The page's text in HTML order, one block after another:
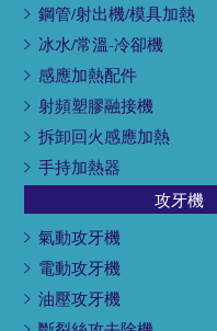
鋼管/射出機/模具加熱
冰水/常溫-冷卻機
感應加熱配件
射頻塑膠融接機
拆卸回火感應加熱
手持加熱器
攻牙機
氣動攻牙機
電動攻牙機
油壓攻牙機